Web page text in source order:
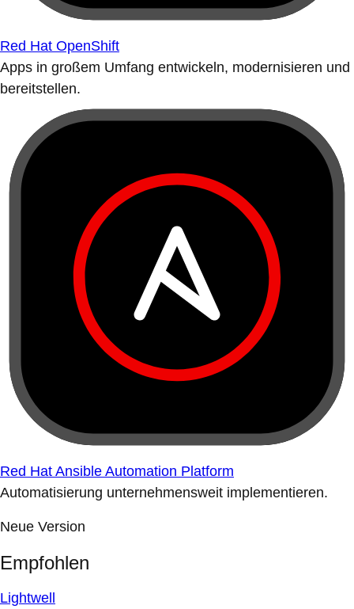
Red Hat OpenShift
Apps in großem Umfang entwickeln, modernisieren und
bereitstellen.
Red Hat Ansible Automation Platform
Automatisierung unternehmensweit implementieren.
Neue Version
Empfohlen
Lightwell